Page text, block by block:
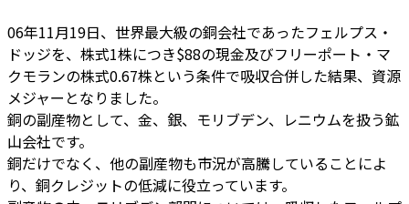
06年11月19日、世界最大級の銅会社であったフェルプス・
ドッジを、株式1株につき$88の現金及びフリーポート・マ
クモランの株式0.67株という条件で吸収合併した結果、資源
メジャーとなりました。
銅の副産物として、金、銀、モリブデン、レニウムを扱う鉱
山会社です。
銅だけでなく、他の副産物も市況が高騰していることによ
り、銅クレジットの低減に役立っています。